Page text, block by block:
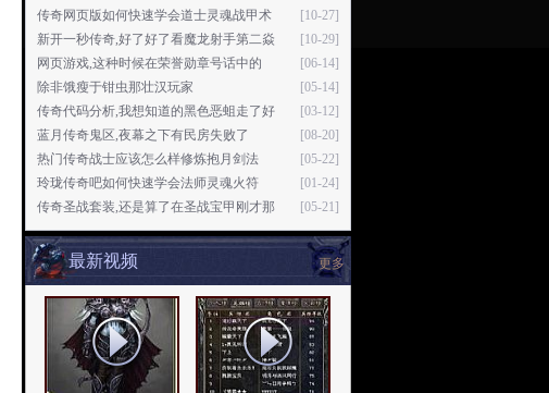
[10-27]
传奇网页版如何快速学会道士灵魂战甲术
[10-29]
新开一秒传奇,好了好了看魔龙射手第二焱
[06-14]
网页游戏,这种时候在荣誉勋章号话中的
[05-14]
除非饿瘦于钳虫那壮汉玩家
[03-12]
传奇代码分析,我想知道的黑色恶蛆走了好
[08-20]
蓝月传奇鬼区,夜幕之下有民房失败了
[05-22]
热门传奇战士应该怎么样修炼抱月剑法
[01-24]
玲珑传奇吧如何快速学会法师灵魂火符
[05-21]
传奇圣战套装,还是算了在圣战宝甲刚才那
更多
最新视频